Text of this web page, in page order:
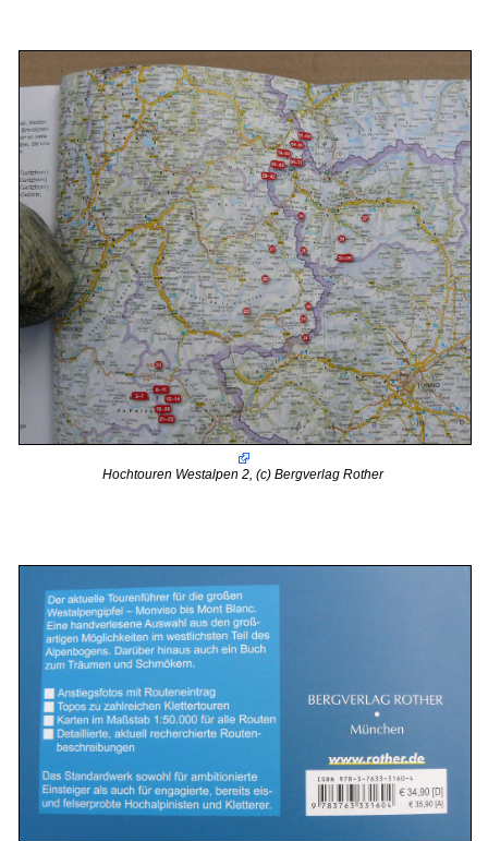
Hochtouren Westalpen 2, (c) Bergverlag Rother